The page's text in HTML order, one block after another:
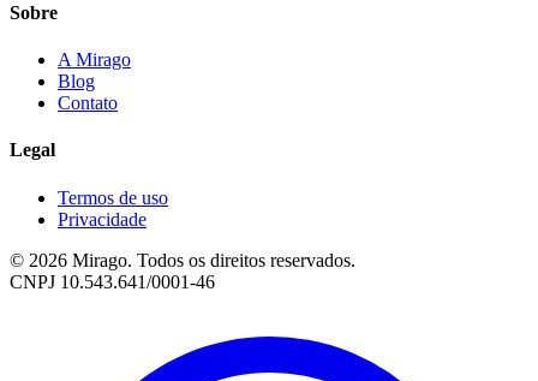
Sobre
A Mirago
Blog
Contato
Legal
Termos de uso
Privacidade
© 2026 Mirago. Todos os direitos reservados.
CNPJ 10.543.641/0001-46